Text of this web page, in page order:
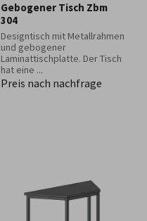
Gebogener Tisch Zbm
304
Designtisch mit Metallrahmen
und gebogener
Laminattischplatte. Der Tisch
hat eine ...
Preis nach nachfrage